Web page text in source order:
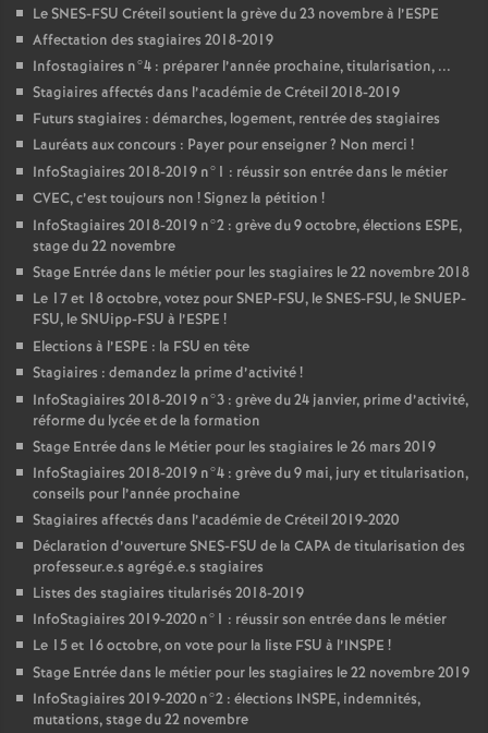
LeSNES-FSU Créteil soutient la grève du 23 novembre à l’ESPE
Affectation des stagiaires 2018-2019
Infostagiaires n°4 : préparer l’année prochaine, titularisation, ...
Stagiaires affectés dans l’académie de Créteil 2018-2019
Futurs stagiaires : démarches, logement, rentrée des stagiaires
Lauréats aux concours : Payer pour enseigner? Non merci !
InfoStagiaires 2018-2019 n°1 : réussir son entrée dans le métier
CVEC, c’est toujours non ! Signez la pétition !
InfoStagiaires 2018-2019 n°2 : grève du 9 octobre, élections ESPE,
stage du 22 novembre
Stage Entrée dans le métier pour les stagiaires le 22 novembre 2018
Le 17 et 18 octobre, votez pourSNEP-FSU, leSNES-FSU, leSNUEP-
FSU, le SNUipp-FSU à l’ESPE !
Elections à l’ESPE : la FSU en tête
Stagiaires : demandez la prime d’activité!
InfoStagiaires 2018-2019 n°3 : grève du 24 janvier, prime d’activité,
réforme du lycée et de la formation
Stage Entrée dans le Métier pour les stagiaires le 26 mars 2019
InfoStagiaires 2018-2019 n°4 : grève du 9 mai, jury et titularisation,
conseils pour l’année prochaine
Stagiaires affectés dans l’académie de Créteil 2019-2020
Déclaration d’ouvertureSNES-FSU de la CAPAde titularisation des
professeur.e.s agrégé.e.s stagiaires
Listes des stagiaires titularisés 2018-2019
InfoStagiaires 2019-2020 n°1 : réussir son entrée dans le métier
Le 15 et 16 octobre, on vote pour la liste FSU à l’INSPE !
Stage Entrée dans le métier pour les stagiaires le 22 novembre 2019
InfoStagiaires 2019-2020 n°2 : élections INSPE, indemnités,
mutations, stage du 22 novembre